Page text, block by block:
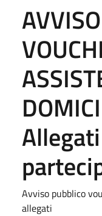
Avviso pubblico
allegati